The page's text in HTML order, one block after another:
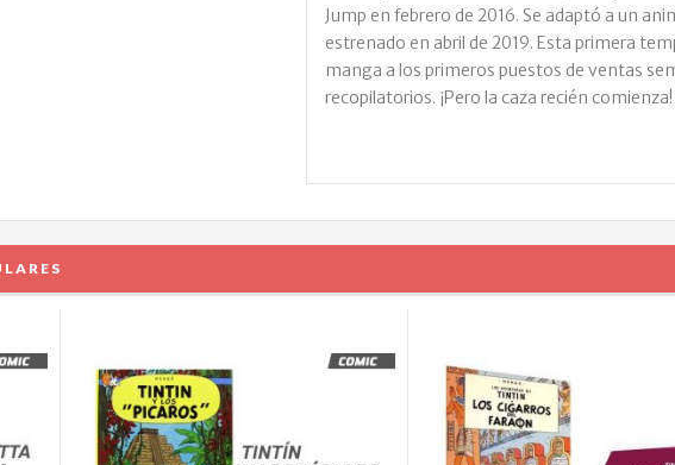
Jump en febrero de 2016. Se adaptó a un
estrenado en abril de 2019. Esta primera
manga a los primeros puestos de ventas
recopilatorios. ¡Pero la caza recién comienza!